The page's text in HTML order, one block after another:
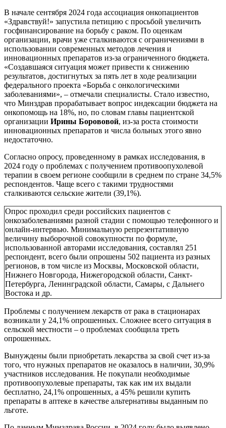
В начале сентября 2024 года ассоциация онкопациентов
«Здравствуй!» запустила петицию с просьбой увеличить
госфинансирование на борьбу с раком. По оценкам
организации, врачи уже сталкиваются с ограничениями в
использовании современных методов лечения и
инновационных препаратов из-за ограниченного бюджета.
«Создавшаяся ситуация может привести к снижению
результатов, достигнутых за пять лет в ходе реализации
федерального проекта «Борьба с онкологическими
заболеваниями», – отмечали специалисты. Стало известно,
что Минздрав прорабатывает вопрос индексации бюджета на
онкопомощь на 18%, но, по словам главы пациентской
организации Ирины Борововой, из-за роста стоимости
инновационных препаратов и числа больных этого явно
недостаточно.
Согласно опросу, проведенному в рамках исследования, в
2024 году о проблемах с получением противоопухолевой
терапии в своем регионе сообщили в среднем по стране 34,5%
респондентов. Чаще всего с такими трудностями
сталкиваются сельские жители (39,1%).
Опрос проходил среди российских пациентов с
онкозаболеваниями разной стадии с помощью телефонного и
онлайн-интервью. Минимальную репрезентативную
величину выборочной совокупности по формуле,
использованной авторами исследования, составлял 251
респондент, всего были опрошены 502 пациента из разных
регионов, в том числе из Москвы, Московской области,
Нижнего Новгорода, Нижегородской области, Санкт-
Петербурга, Ленинградской области, Самары, с Дальнего
Востока и др.
Проблемы с получением лекарств от рака в стационарах
возникали у 24,1% опрошенных. Сложнее всего ситуация в
сельской местности – о проблемах сообщила треть
опрошенных.
Вынуждены были приобретать лекарства за свой счет из-за
того, что нужных препаратов не оказалось в наличии, 30,9%
участников исследования. Не покупали необходимые
противоопухолевые препараты, так как им их выдали
бесплатно, 24,1% опрошенных, а 45% решили купить
препараты в аптеке в качестве альтернативы выданным по
льготе.